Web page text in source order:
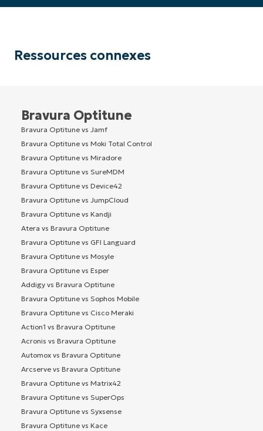
Ressources connexes
Bravura Optitune
Bravura Optitune vs Jamf
Bravura Optitune vs Moki Total Control
Bravura Optitune vs Miradore
Bravura Optitune vs SureMDM
Bravura Optitune vs Device42
Bravura Optitune vs JumpCloud
Bravura Optitune vs Kandji
Atera vs Bravura Optitune
Bravura Optitune vs GFI Languard
Bravura Optitune vs Mosyle
Bravura Optitune vs Esper
Addigy vs Bravura Optitune
Bravura Optitune vs Sophos Mobile
Bravura Optitune vs Cisco Meraki
Action1 vs Bravura Optitune
Acronis vs Bravura Optitune
Automox vs Bravura Optitune
Arcserve vs Bravura Optitune
Bravura Optitune vs Matrix42
Bravura Optitune vs SuperOps
Bravura Optitune vs Syxsense
Bravura Optitune vs Kace